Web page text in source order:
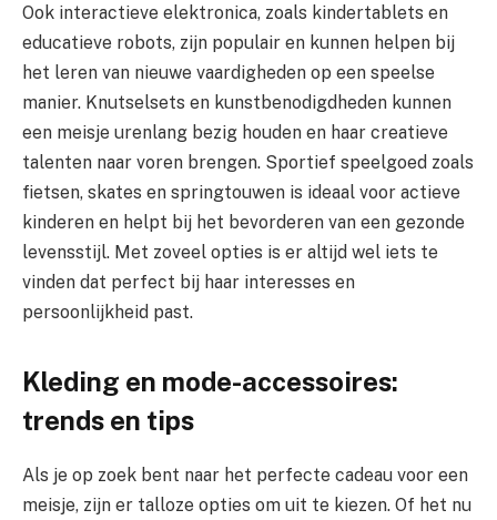
Ook interactieve elektronica, zoals kindertablets en
educatieve robots, zijn populair en kunnen helpen bij
het leren van nieuwe vaardigheden op een speelse
manier. Knutselsets en kunstbenodigdheden kunnen
een meisje urenlang bezig houden en haar creatieve
talenten naar voren brengen. Sportief speelgoed zoals
fietsen, skates en springtouwen is ideaal voor actieve
kinderen en helpt bij het bevorderen van een gezonde
levensstijl. Met zoveel opties is er altijd wel iets te
vinden dat perfect bij haar interesses en
persoonlijkheid past.
Kleding en mode-accessoires:
trends en tips
Als je op zoek bent naar het perfecte cadeau voor een
meisje, zijn er talloze opties om uit te kiezen. Of het nu